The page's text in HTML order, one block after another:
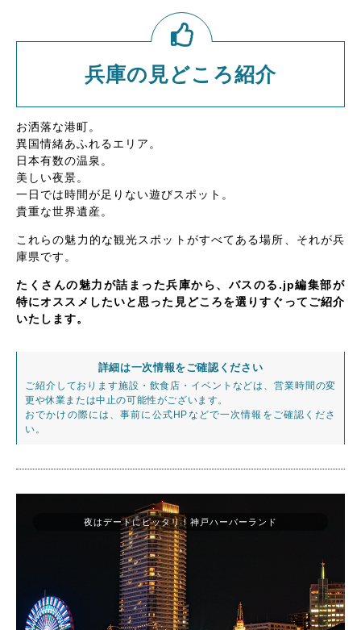
兵庫の見どころ紹介
お洒落な港町。
異国情緒あふれるエリア。
日本有数の温泉。
美しい夜景。
一日では時間が足りない遊びスポット。
貴重な世界遺産。
これらの魅力的な観光スポットがすべてある場所、それが兵
庫県です。
たくさんの魅力が詰まった兵庫から、バスのる.jp編集部が
特にオススメしたいと思った見どころを選りすぐってご紹介
いたします。
詳細は一次情報をご確認ください
ご紹介しております施設・飲食店・イベントなどは、営業時間の変
更や休業または中止の可能性がございます。
おでかけの際には、事前に公式HPなどで一次情報をご確認くださ
い。
夜はデートにピッタリ！神戸ハーバーランド